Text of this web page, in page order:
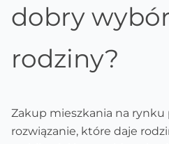
dobry
rodziny?
Zakup mieszkania na
rozwiązanie, które daje